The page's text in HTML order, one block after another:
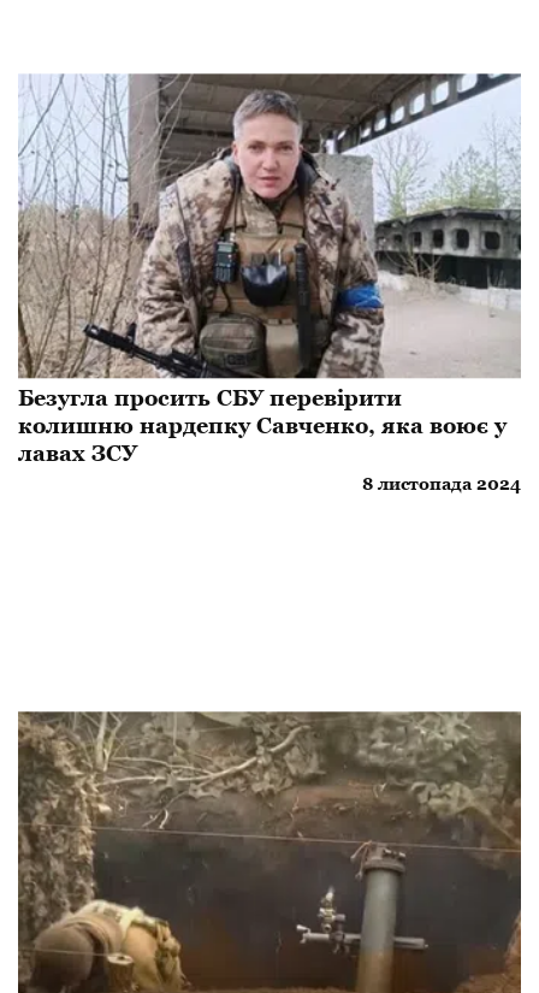
Безугла просить СБУ перевірити
колишню нардепку Савченко, яка воює у
лавах ЗСУ
8 листопада 2024